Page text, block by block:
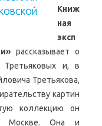
Книж
ная
эксп
рассказывает о
Третьяковых и, в
Третьякова,
картин
коллекцию он
Москве. Она и